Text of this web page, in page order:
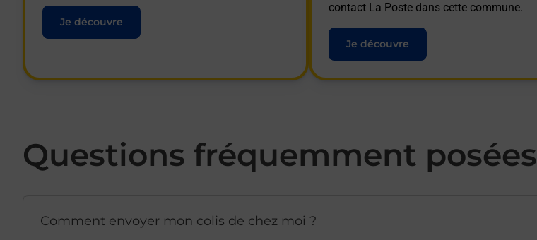
Je découvre
contact La Poste dans cette commune.
Je découvre
Questions fréquemment posées
Comment envoyer mon colis de chez moi ?